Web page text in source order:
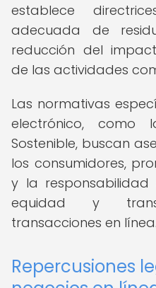
establece
adecuada de
reducción del
de las actividades
Las normativas
electrónico, como
Sostenible, buscan
los consumidores,
y la
equidad y
transacciones en línea.
Repercusiones